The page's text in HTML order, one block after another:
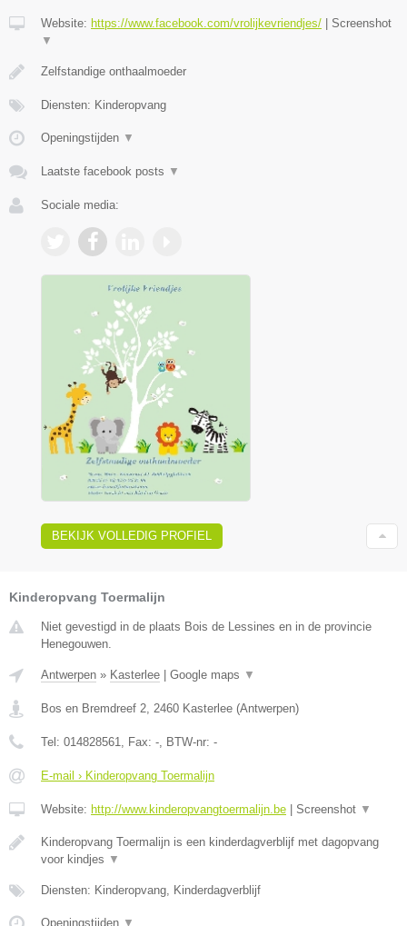
Website: https://www.facebook.com/vrolijkevriendjes/
Screenshot
▼
Zelfstandige onthaalmoeder
Diensten: Kinderopvang
Openingstijden ▼
Laatste facebook posts ▼
Sociale media:
BEKIJK VOLLEDIG PROFIEL
Kinderopvang Toermalijn
Niet gevestigd in de plaats Bois de Lessines en in de provincie
Henegouwen.
Antwerpen » Kasterlee Google maps ▼
Bos en Bremdreef 2, 2460 Kasterlee (Antwerpen)
Tel: 014828561, Fax: -, BTW-nr: -
E-mail › Kinderopvang Toermalijn
Website: http://www.kinderopvangtoermalijn.be Screenshot ▼
Kinderopvang Toermalijn is een kinderdagverblijf met dagopvang
voor kindjes ▼
Diensten: Kinderopvang, Kinderdagverblijf
Openingstijden ▼